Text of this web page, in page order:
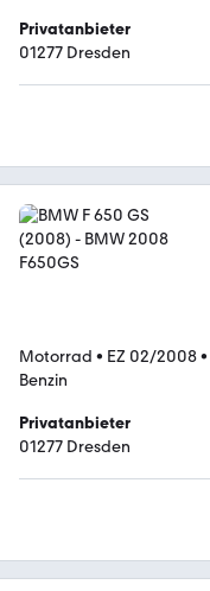
Privatanbieter
01277 Dresden
Motorrad • EZ 02/2008•
Benzin
Privatanbieter
01277 Dresden